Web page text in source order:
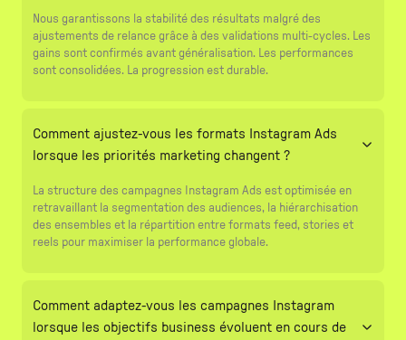
Nous garantissons la stabilité des résultats malgré des
ajustements de relance grâce à des validations multi-cycles. Les
gains sont confirmés avant généralisation. Les performances
sont consolidées. La progression est durable.
Comment ajustez-vous les formats Instagram Ads
lorsque les priorités marketing changent ?
La structure des campagnes Instagram Ads est optimisée en
retravaillant la segmentation des audiences, la hiérarchisation
des ensembles et la répartition entre formats feed, stories et
reels pour maximiser la performance globale.
Comment adaptez-vous les campagnes Instagram
lorsque les objectifs business évoluent en cours de